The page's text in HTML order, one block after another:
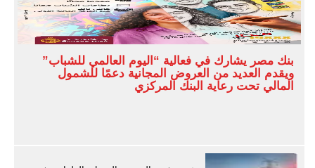
بنك مصر يشارك في فعالية “اليوم العالمي للشباب”
ويقدم العديد من العروض المجانية دعمًا للشمول
المالي تحت رعاية البنك المركزي